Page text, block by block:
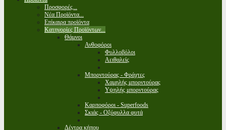
Προσφορές...
Νέα Προϊόντα...
Επίκαιρα προϊόντα
Κατηγορίες Προϊόντων...
Θάμνοι
Ανθοφόροι
Φυλλοβόλοι
Αειθαλείς
Μπορντούρας - Φράχτες
Χαμηλής μπορντούρας
Υψηλής μπορντούρας
Καρποφόροι - Superfoods
Σκιάς - Οξύφυλλα φυτά
Δέντρα κήπου